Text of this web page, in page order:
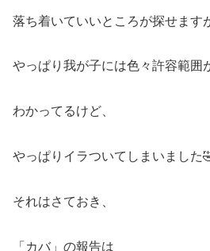
落ち着いていいところが探せます
やっぱり我が子には色々許容範囲
わかってるけど、
やっぱりイラついてしまいました
それはさておき、
「カバ」の報告は